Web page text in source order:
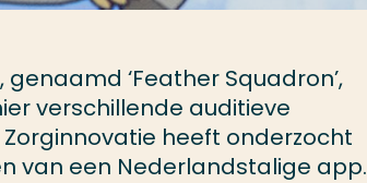
‘Feather Squadron’,
verschillende auditieve
heeft onderzocht
van een Nederlandstalige app.